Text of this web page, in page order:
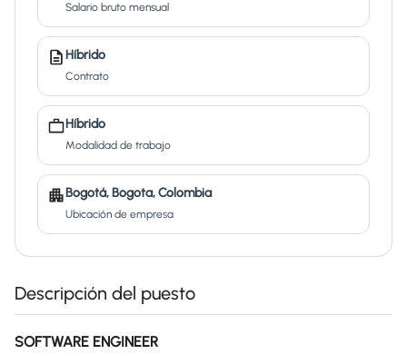
Salario bruto mensual
Híbrido
Contrato
Híbrido
Modalidad de trabajo
Bogotá, Bogota, Colombia
Ubicación de empresa
Descripción del puesto
SOFTWARE ENGINEER